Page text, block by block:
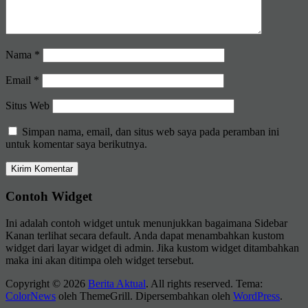
Nama *
Email *
Situs Web
Simpan nama, email, dan situs web saya pada peramban ini
untuk komentar saya berikutnya.
Contoh Widget
Ini adalah contoh widget untuk menunjukkan bagaimana Sidebar
Kanan terlihat secara default. Anda dapat menambahkan kustom
widget dari layar widget di admin. Jika kustom widget ditambahkan
maka ini akan ditimpa oleh widget tersebut.
Copyright © 2026 Berita Aktual. All rights reserved. Tema:
ColorNews oleh ThemeGrill. Dipersembahkan oleh WordPress.